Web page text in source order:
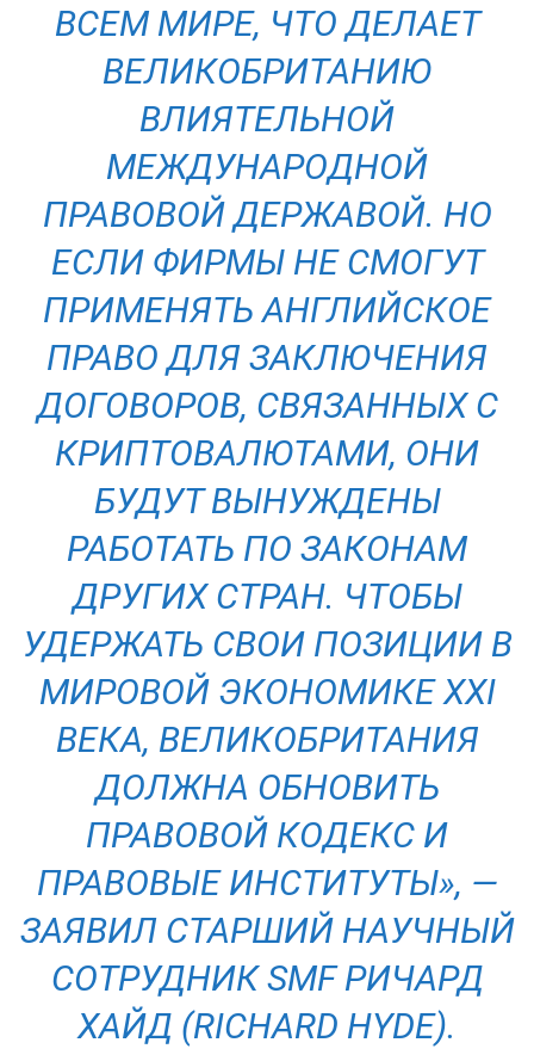
ВСЕМ МИРЕ, ЧТО ДЕЛАЕТ
ВЕЛИКОБРИТАНИЮ
ВЛИЯТЕЛЬНОЙ
МЕЖДУНАРОДНОЙ
ПРАВОВОЙ ДЕРЖАВОЙ. НО
ЕСЛИ ФИРМЫ НЕ СМОГУТ
ПРИМЕНЯТЬ АНГЛИЙСКОЕ
ПРАВО ДЛЯ ЗАКЛЮЧЕНИЯ
ДОГОВОРОВ, СВЯЗАННЫХ С
КРИПТОВАЛЮТАМИ, ОНИ
БУДУТ ВЫНУЖДЕНЫ
РАБОТАТЬ ПО ЗАКОНАМ
ДРУГИХ СТРАН. ЧТОБЫ
УДЕРЖАТЬ СВОИ ПОЗИЦИИ В
МИРОВОЙ ЭКОНОМИКЕ XXI
ВЕКА, ВЕЛИКОБРИТАНИЯ
ДОЛЖНА ОБНОВИТЬ
ПРАВОВОЙ КОДЕКС И
ПРАВОВЫЕ ИНСТИТУТЫ», —
ЗАЯВИЛ СТАРШИЙ НАУЧНЫЙ
СОТРУДНИК SMF РИЧАРД
ХАЙД (RICHARD HYDE).